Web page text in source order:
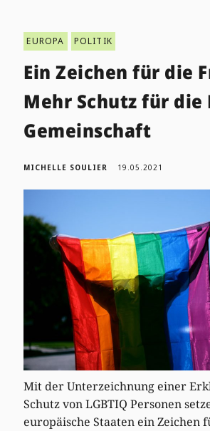
EUROPA POLITIK
Ein Zeichen für die
Mehr Schutz für die
Gemeinschaft
MICHELLE SOULIER 19.05.2021
Mit der Unterzeichnung einer
Schutz von LGBTIQ Personen
europäische Staaten ein Zeichen